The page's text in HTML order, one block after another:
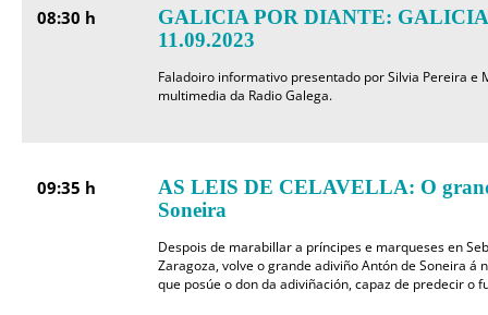
08:30 h
GALICIA POR DIANTE:
11.09.2023
Faladoiro informativo presentado por Silvia Pereira e
multimedia da Radio Galega.
09:35 h
AS LEIS DE CELAVELLA: O
Soneira
Despois de marabillar a príncipes e marqueses en
Zaragoza, volve o grande adiviño Antón de Soneira á
que posúe o don da adiviñación, capaz de predecir o